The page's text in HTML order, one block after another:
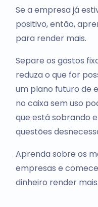
Se a empresa já
positivo, então,
para render mais.
Separe os gastos
reduza o que for
um plano futuro de
no caixa sem uso
que está sobrando
questões
Aprenda sobre os
empresas e
dinheiro render mais.